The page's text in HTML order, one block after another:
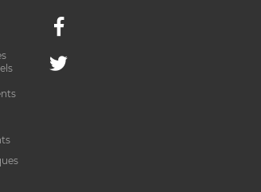
Facebook
Twitter